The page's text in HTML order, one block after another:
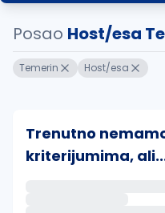
Posao Host/esa
Temerin Host/esa
Trenutno
kriterijumima,